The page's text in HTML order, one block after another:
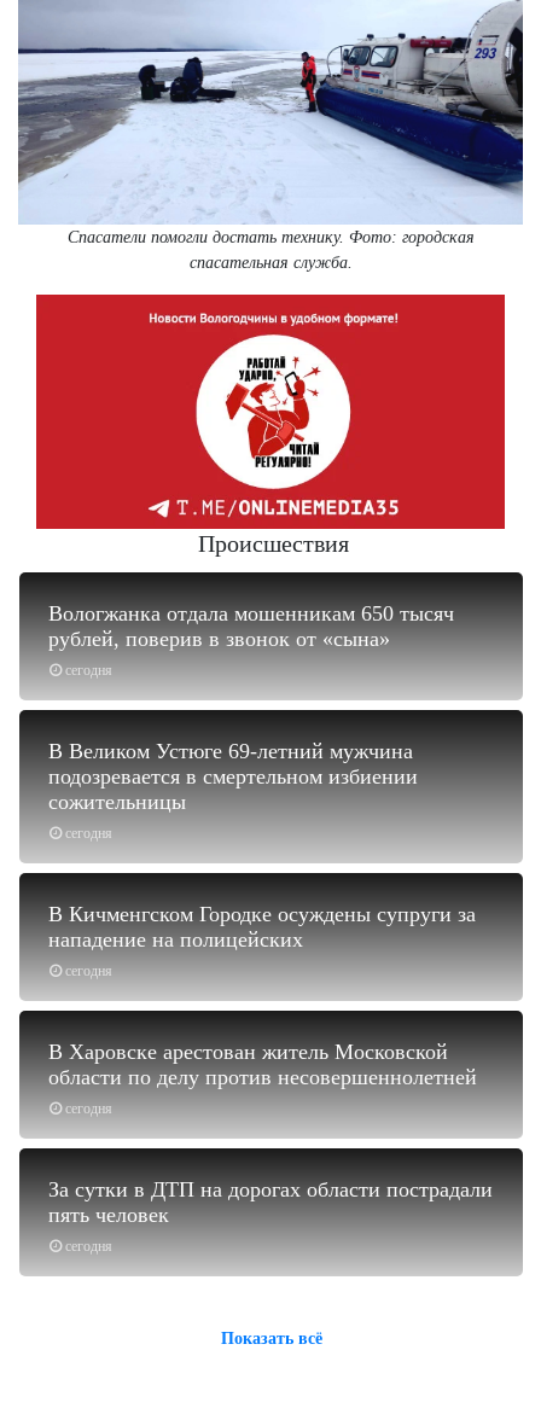
Спасатели помогли достать технику. Фото: городская
спасательная служба.
Происшествия
сегодня
Вологжанка отдала мошенникам 650 тысяч
рублей, поверив в звонок от «сына»
сегодня
В Великом Устюге 69-летний мужчина
подозревается в смертельном избиении
сожительницы
сегодня
В Кичменгском Городке осуждены супруги за
нападение на полицейских
сегодня
В Харовске арестован житель Московской
области по делу против несовершеннолетней
сегодня
За сутки в ДТП на дорогах области пострадали
пять человек
Показать всё